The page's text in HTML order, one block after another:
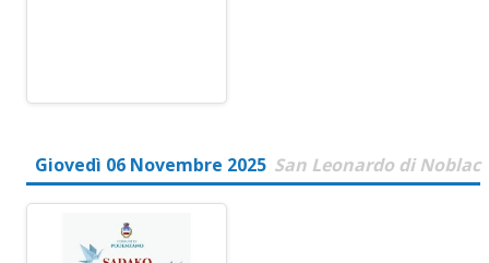
Giovedì 06 Novembre 2025 San Leonardo di Noblac